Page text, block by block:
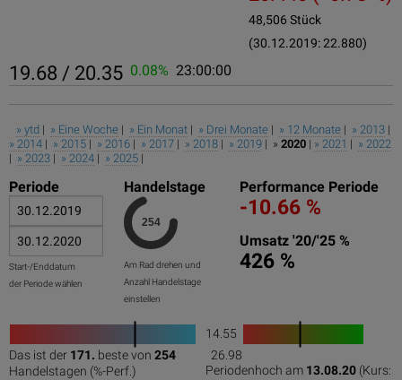
48,506 Stück
(30.12.2019: 22.880)
19.68 / 20.35 0.08% 23:00:00
» ytd | » Eine Woche | » Ein Monat | » Drei Monate | » 12 Monate | » 2013 |
» 2014 | » 2015 | » 2016 | » 2017 | » 2018 | » 2019 | » 2020 | » 2021 | » 2022
| » 2023 | » 2024 | » 2025 |
Periode
Start-/Enddatum
der Periode wählen
Handelstage
Am Rad drehen und
Anzahl Handelstage
einstellen
Performance Periode
-10.66 %
Umsatz '20/'25 %
426 %
Das ist der 171. beste von 254
Handelstagen (%-Perf.)
14.55
1
0 100
26.98
Periodenhoch am 13.08.20 (Kurs: